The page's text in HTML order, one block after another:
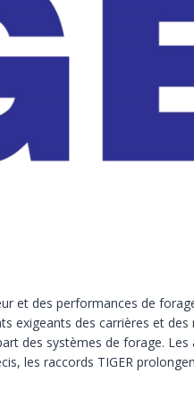
et des performances de
des carrières et
des systèmes de forage.
les raccords TIGER